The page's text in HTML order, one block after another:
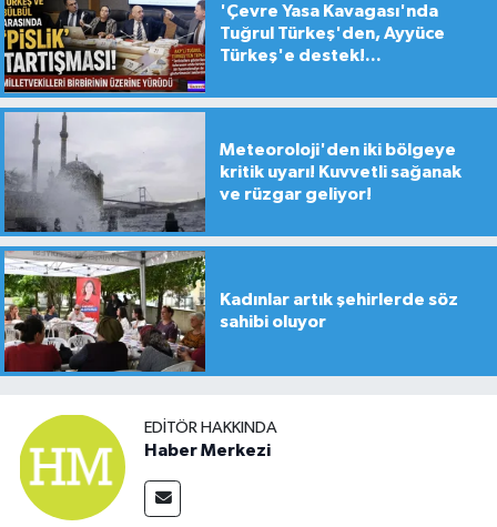
'Çevre Yasa Kavagası'nda
Tuğrul Türkeş'den, Ayyüce
Türkeş'e destek!...
Meteoroloji'den iki bölgeye
kritik uyarı! Kuvvetli sağanak
ve rüzgar geliyor!
Kadınlar artık şehirlerde söz
sahibi oluyor
EDITÖR HAKKINDA
Haber Merkezi